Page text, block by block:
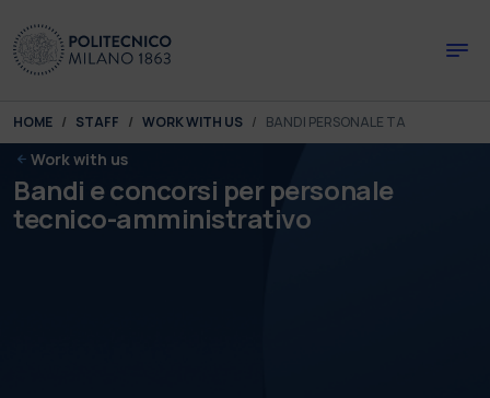
You are here:
HOME STAFF WORK WITH US BANDI PERSONALE TA
Work with us
Bandi e concorsi per personale
tecnico-amministrativo